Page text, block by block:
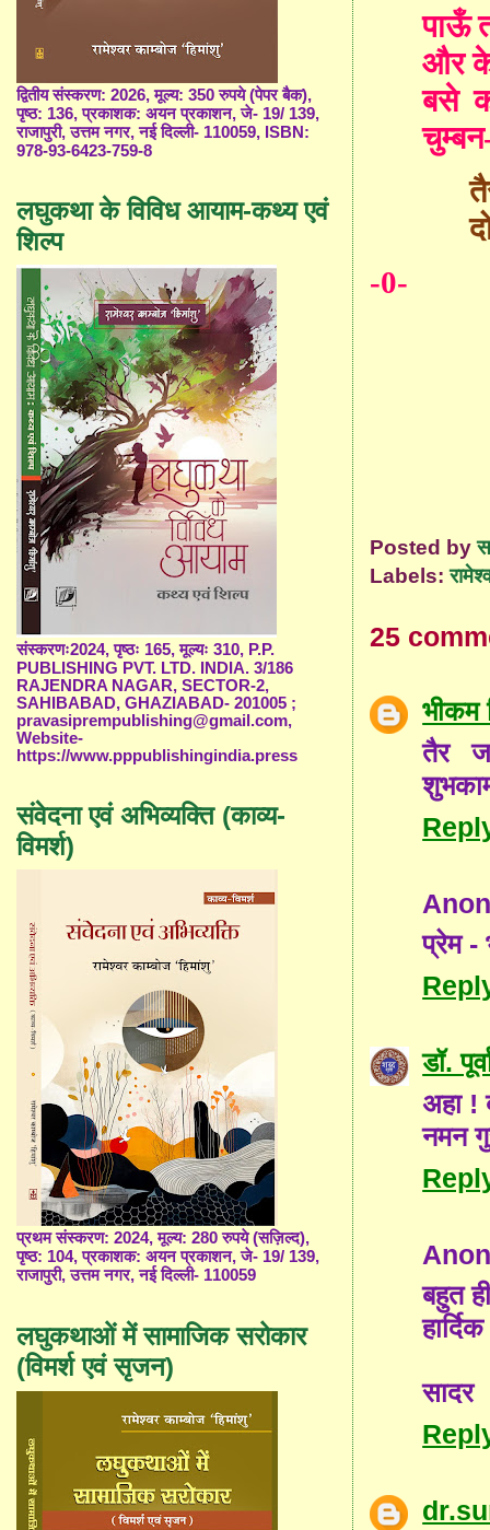
पाऊँ
और के
बसे
चुम्बन
तैर
दो जो
-0-
Posted by
Labels:
25
भीकम
तैर
प्रेम -
डॉ.
अहा !
नमन
बहुत
सादर
द्वितीय संस्करण: 2026, मूल्य: 350 रुपये (पेपर बैक),
पृष्ठ: 136, प्रकाशक: अयन प्रकाशन, जे- 19/ 139,
राजापुरी, उत्तम नगर, नई दिल्ली- 110059, ISBN:
978-93-6423-759-8
लघुकथा के विविध आयाम-कथ्य एवं
शिल्प
संस्करणः2024, पृष्ठः 165, मूल्यः 310, P.P.
PUBLISHING PVT. LTD. INDIA. 3/186
RAJENDRA NAGAR, SECTOR-2,
SAHIBABAD, GHAZIABAD- 201005 ;
pravasiprempublishing@gmail.com,
Website-
https://www.pppublishingindia.press
संवेदना एवं अभिव्यक्ति (काव्य-
विमर्श)
प्रथम संस्करण: 2024, मूल्य: 280 रुपये (सज़िल्द),
पृष्ठ: 104, प्रकाशक: अयन प्रकाशन, जे- 19/ 139,
राजापुरी, उत्तम नगर, नई दिल्ली- 110059
लघुकथाओं में सामाजिक सरोकार
(विमर्श एवं सृजन)